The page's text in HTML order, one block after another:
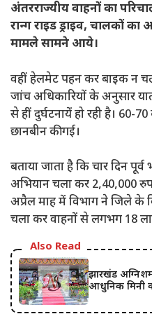
अंतरराज्यीय वाहनों का
रान्ग राइड ड्राइव, चालकों
मामले सामने आये।
वहीं हेलमेट पहन कर बाइक न
जांच अधिकारियों के अनुसार
से हीं दुर्घटनायें हो रही है। 60-
छानबीन की गई।
बताया जाता है कि चार दिन
अभियान चला कर 2,40,000
अप्रैल माह में विभाग ने जिले के
चला कर वाहनों से लगभग 18
Also Read
झारखंड
आधुनिक मिनी